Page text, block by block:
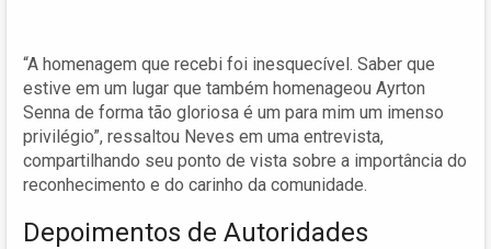
“A homenagem que recebi foi inesquecível. Saber que
estive em um lugar que também homenageou Ayrton
Senna de forma tão gloriosa é um para mim um imenso
privilégio”, ressaltou Neves em uma entrevista,
compartilhando seu ponto de vista sobre a importância do
reconhecimento e do carinho da comunidade.
Depoimentos de Autoridades